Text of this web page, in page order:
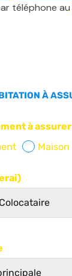
téléphone au